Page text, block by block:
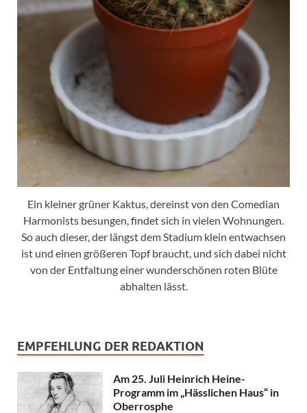
Ein kleiner grüner Kaktus, dereinst von den Comedian
Harmonists besungen, findet sich in vielen Wohnungen.
So auch dieser, der längst dem Stadium klein entwachsen
ist und einen größeren Topf braucht, und sich dabei nicht
von der Entfaltung einer wunderschönen roten Blüte
abhalten lässt.
EMPFEHLUNG DER REDAKTION
Am 25. Juli Heinrich Heine-
Programm im „Hässlichen Haus“ in
Oberrosphe